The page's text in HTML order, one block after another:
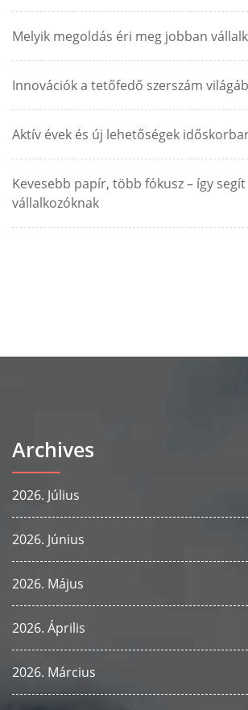
Melyik megoldás éri meg jobban
Innovációk a tetőfedő szerszám
Aktív évek és új lehetőségek
Kevesebb papír, több fókusz – így
vállalkozóknak
Archives
2026. Július
2026. Június
2026. Május
2026. Április
2026. Március